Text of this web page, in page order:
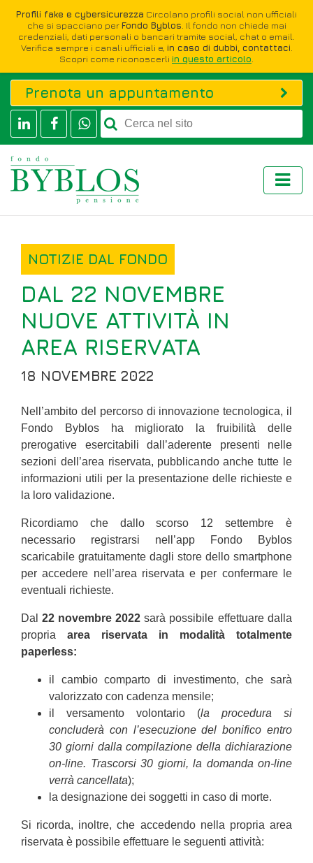
Profili fake e cybersicurezza Circolano profili social non ufficiali
che si spacciano perFondo Byblos . Il fondo non chiede mai
credenziali, dati personali o bancari tramite social, chat o email.
Verifica sempre i canali ufficiali e, in caso di dubbi, contattaci
Scopri come riconoscerli in questo articolo
Prenota un appuntamento
NOTIZIE DAL FONDO
DAL 22 NOVEMBRE
NUOVE ATTIVITÀ IN
AREA RISERVATA
18 NOVEMBRE 2022
Nell’ambito del percorso di innovazione tecnologica, il
Fondo Byblos ha migliorato la fruibilità delle
prerogative esercitabili dall’aderente presenti nelle
sezioni dell’area riservata, pubblicando anche tutte le
informazioni utili per la presentazione delle richieste e
la loro validazione.
Ricordiamo che dallo scorso 12 settembre è
necessario registrarsi nell’app Fondo Byblos
scaricabile gratuitamente dagli store dello smartphone
per accedere nell’area riservata e per confermare le
eventuali richieste.
Dal 22 novembre 2022 sarà possibile effettuare dalla
propria area riservata in modalità totalmente
paperless:
il cambio comparto di investimento, che sarà
valorizzato con cadenza mensile;
il versamento volontario (la procedura si
concluderà con l’esecuzione del bonifico entro
30 giorni dalla compilazione della dichiarazione
on-line. Trascorsi 30 giorni, la domanda on-line
verrà cancellata);
la designazione dei soggetti in caso di morte.
Si ricorda, inoltre, che accedendo nella propria area
riservata è possibile effettuare le seguenti attività: